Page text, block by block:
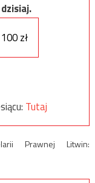
100 zł
Tutaj
Prawnej Litwin: